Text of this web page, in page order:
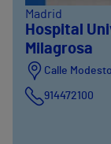
Madrid
Hospital
Milagrosa
Calle
914472100